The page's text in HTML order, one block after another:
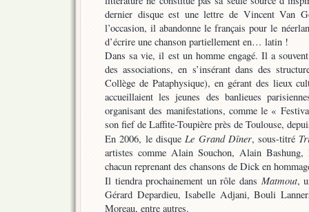
dernier disque est une lettre de Vincent Van
l’occasion, il abandonne le français pour le
d’écrire une chanson partiellement en… latin !
Dans sa vie, il est un homme engagé. Il a
des associations, en s’insérant dans des
Collège de Pataphysique), en gérant des lieux
accueillaient les jeunes des banlieues
organisant des manifestations, comme le «
son fief de Laffite-Toupière près de Toulouse,
En 2006, le disqueLe Grand Dîner, sous-titré
artistes comme Alain Souchon, Alain
chacun reprenant des chansons de Dick en
Il tiendra prochainement un rôle dans Matmout,
Gérard Depardieu, Isabelle Adjani, Bouli
Moreau, entre autres.